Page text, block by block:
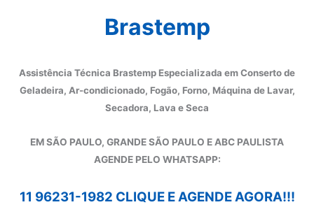
Brastemp
Assistência Técnica Brastemp Especializada em Conserto de
Geladeira, Ar-condicionado, Fogão, Forno, Máquina de Lavar,
Secadora, Lava e Seca
EM SÃO PAULO, GRANDE SÃO PAULO E ABC PAULISTA
AGENDE PELO WHATSAPP:
11 96231-1982 CLIQUE E AGENDE AGORA!!!